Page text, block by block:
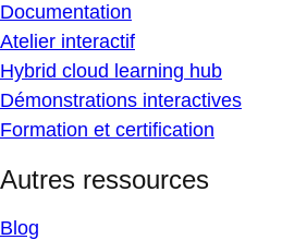
Documentation
Atelier interactif
Hybrid cloud learning hub
Démonstrations interactives
Formation et certification
Autres ressources
Blog